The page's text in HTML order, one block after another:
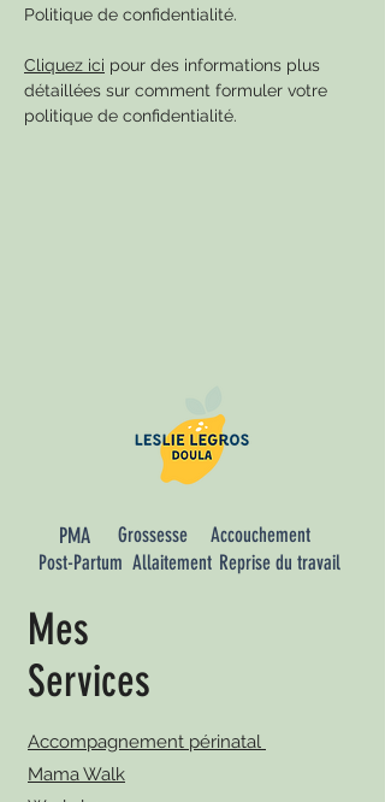
Politique de confidentialité.
Cliquez ici pour des informations plus
détaillées sur comment formuler votre
politique de confidentialité.
PMA Grossesse
Accouchement
Post-Partum Allaitement Reprise du travail
Mes
Services
Accompagnement périnatal
Mama Walk